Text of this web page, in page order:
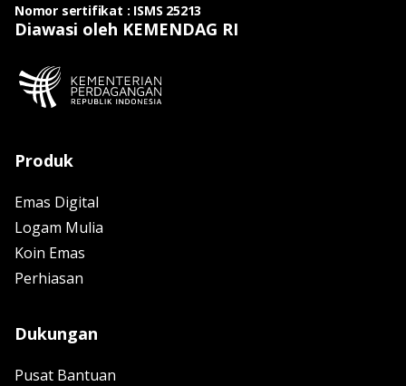
Nomor sertifikat : ISMS 25213
Diawasi oleh KEMENDAG RI
Produk
Emas Digital
Logam Mulia
Koin Emas
Perhiasan
Dukungan
Pusat Bantuan